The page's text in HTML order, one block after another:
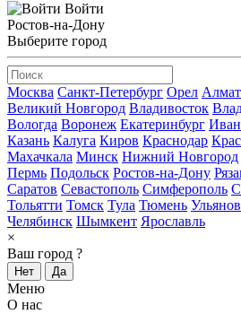
Войти
Ростов-на-Дону
Выберите город
Москва Санкт-Петербург Орел
Великий Новгород Владивосток
Вологда Воронеж Екатеринбург
Казань Калуга Киров Краснодар
Махачкала Минск Нижний Новгород
Пермь Подольск Ростов-на-Дону
Саратов Севастополь Симферополь
Тольятти Томск Тула Тюмень
Челябинск Шымкент Ярославль
×
Ваш город ?
Нет Да
Меню
О нас